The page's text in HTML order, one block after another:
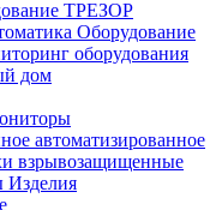
ТРЕЗОР
Оборудование
оборудования
дом
автоматизированное
взрывозащищенные
Изделия